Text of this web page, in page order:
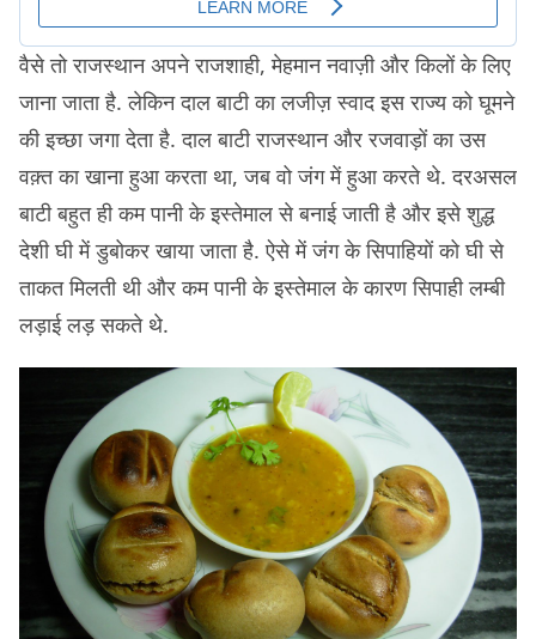
वैसे तो राजस्थान अपने राजशाही, मेहमान नवाज़ी और किलों के लिए
जाना जाता है. लेकिन दाल बाटी का लजीज़ स्वाद इस राज्य को घूमने
की इच्छा जगा देता है. दाल बाटी राजस्थान और रजवाड़ों का उस
वक़्त का खाना हुआ करता था, जब वो जंग में हुआ करते थे. दरअसल
बाटी बहुत ही कम पानी के इस्तेमाल से बनाई जाती है और इसे शुद्ध
देशी घी में डुबोकर खाया जाता है. ऐसे में जंग के सिपाहियों को घी से
ताकत मिलती थी और कम पानी के इस्तेमाल के कारण सिपाही लम्बी
लड़ाई लड़ सकते थे.